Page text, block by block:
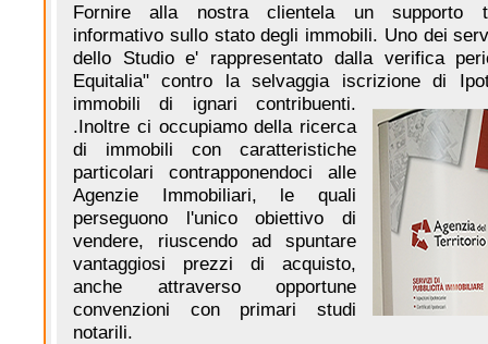
Fornire alla nostra clientela un supporto
informativo sullo stato degli immobili. Uno dei
dello Studio e' rappresentato dalla verifica
Equitalia" contro la selvaggia iscrizione di
immobili di ignari contribuenti.
.Inoltre ci occupiamo della ricerca
di immobili con caratteristiche
particolari contrapponendoci alle
Agenzie Immobiliari, le quali
perseguono l'unico obiettivo di
vendere, riuscendo ad spuntare
vantaggiosi prezzi di acquisto,
anche attraverso opportune
convenzioni con primari studi
notarili.